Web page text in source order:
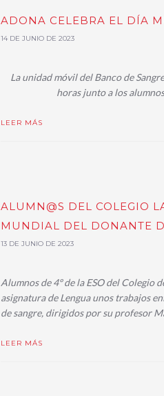
ADONA CELEBRA EL DÍA
14 DE JUNIO DE 2023
La unidad móvil del Banco de
horas junto a los
LEER MÁS
ALUMN@S DEL COLEGIO
MUNDIAL DEL DONANTE
13 DE JUNIO DE 2023
Alumnos de 4º de la ESO del Colegio
asignatura de Lengua unos trabajos
de sangre, dirigidos por su profesor
LEER MÁS